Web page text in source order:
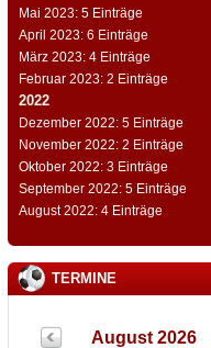
Mai 2023: 5 Einträge
April 2023: 6 Einträge
März 2023: 4 Einträge
Februar 2023: 2 Einträge
2022
Dezember 2022: 5 Einträge
November 2022: 2 Einträge
Oktober 2022: 3 Einträge
September 2022: 5 Einträge
August 2022: 4 Einträge
TERMINE
August 2026